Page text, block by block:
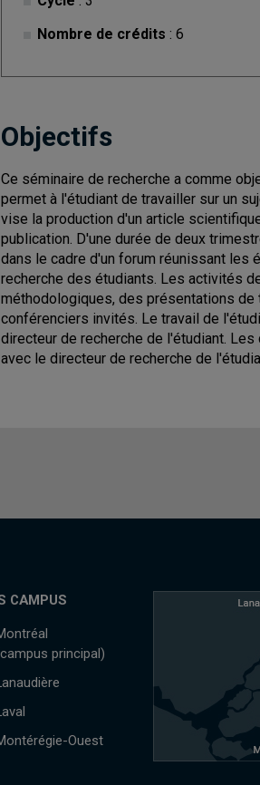
Nombre de crédits : 6
Objectifs
Ce séminaire de recherche a comme
permet à l'étudiant de travailler sur un
vise la production d'un article
publication. D'une durée de deux
dans le cadre d'un forum réunissant
recherche des étudiants. Les activités
méthodologiques, des présentations
conférenciers invités. Le travail de
directeur de recherche de l'étudiant.
avec le directeur de recherche de
CAMPUS
principal)
Ouest